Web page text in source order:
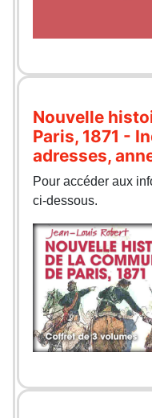
Nouvelle
Paris, 1871 -
adresses,
Pour accéder aux
ci-dessous.